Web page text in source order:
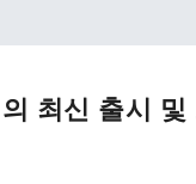
최신 출시 및